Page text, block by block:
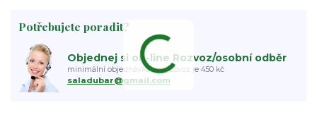
Potřebujete poradit?
Objednej si on-line Rozvoz/osobní odběr
minimální objednávka pro rozvoz je 450 kč
saladubar@gmail.com